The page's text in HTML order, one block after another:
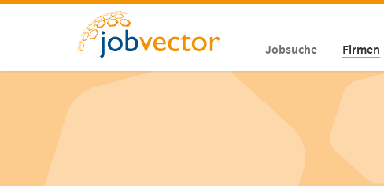
Jobsuche Firmen